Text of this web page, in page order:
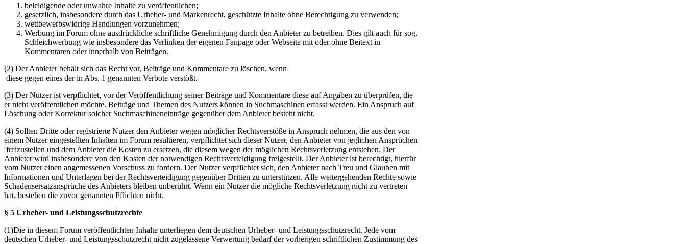
beleidigende oder unwahre Inhalte zu veröffentlichen;
gesetzlich, insbesondere durch das Urheber- und Markenrecht, geschützte Inhalte ohne Berechtigung zu verwenden;
wettbewerbswidrige Handlungen vorzunehmen;
Werbung im Forum ohne ausdrückliche schriftliche Genehmigung durch den Anbieter zu betreiben. Dies gilt auch für sog.
Schleichwerbung wie insbesondere das Verlinken der eigenen Fanpage oder Webseite mit oder ohne Beitext in
Kommentaren oder innerhalb von Beiträgen.
(2) Der Anbieter behält sich das Recht vor, Beiträge und Kommentare zu löschen, wenn
diese gegen eines der in Abs. 1 genannten Verbote verstößt.
(3) Der Nutzer ist verpflichtet, vor der Veröffentlichung seiner Beiträge und Kommentare diese auf Angaben zu überprüfen, die
er nicht veröffentlichen möchte. Beiträge und Themen des Nutzers können in Suchmaschinen erfasst werden. Ein Anspruch auf
Löschung oder Korrektur solcher Suchmaschineneinträge gegenüber dem Anbieter besteht nicht.
(4) Sollten Dritte oder registrierte Nutzer den Anbieter wegen möglicher Rechtsverstöße in Anspruch nehmen, die aus den von
einem Nutzer eingestellten Inhalten im Forum resultieren, verpflichtet sich dieser Nutzer, den Anbieter von jeglichen Ansprüchen
freizustellen und dem Anbieter die Kosten zu ersetzen, die diesem wegen der möglichen Rechtsverletzung entstehen. Der
Anbieter wird insbesondere von den Kosten der notwendigen Rechtsverteidigung freigestellt. Der Anbieter ist berechtigt, hierfür
vom Nutzer einen angemessenen Vorschuss zu fordern. Der Nutzer verpflichtet sich, den Anbieter nach Treu und Glauben mit
Informationen und Unterlagen bei der Rechtsverteidigung gegenüber Dritten zu unterstützen. Alle weitergehenden Rechte sowie
Schadensersatzansprüche des Anbieters bleiben unberührt. Wenn ein Nutzer die mögliche Rechtsverletzung nicht zu vertreten
hat, bestehen die zuvor genannten Pflichten nicht.
§ 5 Urheber- und Leistungsschutzrechte
(1)Die in diesem Forum veröffentlichten Inhalte unterliegen dem deutschen Urheber- und Leistungsschutzrecht. Jede vom
deutschen Urheber- und Leistungsschutzrecht nicht zugelassene Verwertung bedarf der vorherigen schriftlichen Zustimmung des